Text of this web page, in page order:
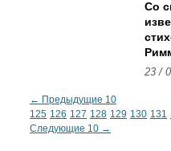
Со
23 /
← Предыдущие 10
125 126 127 128 129 130 131
Следующие 10 →